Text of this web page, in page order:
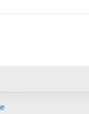
sont disponibles